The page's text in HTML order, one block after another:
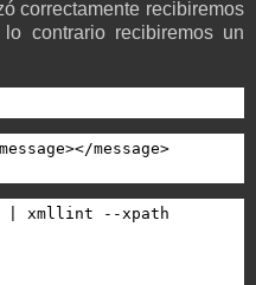
correctamente recibiremos
contrario recibiremos un
message>
| xmllint --xpath